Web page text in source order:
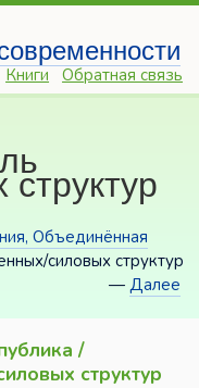
Книги Обратная связь
Объединённая
силовых структур
—Далее
/
структур